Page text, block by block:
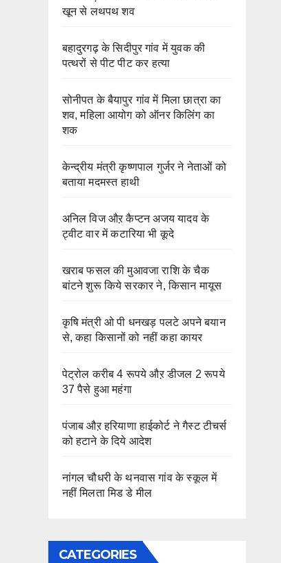
खून से लथपथ शव
बहादुरगढ़ के सिदीपुर गांव में युवक की
पत्थरों से पीट पीट कर हत्या
सोनीपत के बैयापुर गांव में मिला छात्रा का
शव, महिला आयोग को ऑनर किलिंग का
शक
केन्द्रीय मंत्री कृष्णपाल गुर्जर ने नेताओं को
बताया मदमस्त हाथी
अनिल विज औऱ कैप्टन अजय यादव के
ट्वीट वार में कटारिया भी कूदे
खराब फसल की मुआवजा राशि के चैक
बांटने शुरू किये सरकार ने, किसान मायूस
कृषि मंत्री ओ पी धनखड़ पलटे अपने बयान
से, कहा किसानों को नहीं कहा कायर
पेट्रोल करीब 4 रूपये औऱ डीजल 2 रूपये
37 पैसे हुआ महंगा
पंजाब औऱ हरियाणा हाईकोर्ट ने गैस्ट टीचर्स
को हटाने के दिये आदेश
नांगल चौधरी के थनवास गांव के स्कूल में
नहीं मिलता मिड डे मील
CATEGORIES